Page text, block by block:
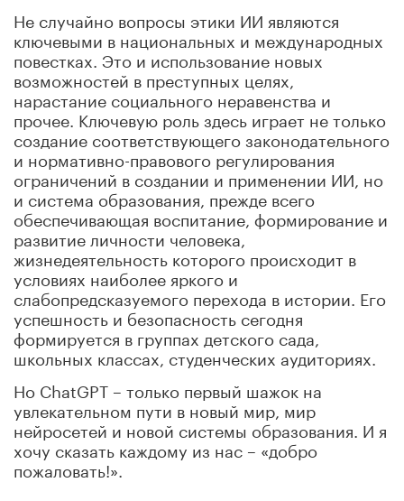
Не случайно вопросы этики ИИ являются
ключевыми в национальных и международных
повестках. Это и использование новых
возможностей в преступных целях,
нарастание социального неравенства и
прочее. Ключевую роль здесь играет не только
создание соответствующего законодательного
и нормативно-правового регулирования
ограничений в создании и применении ИИ, но
и система образования, прежде всего
обеспечивающая воспитание, формирование и
развитие личности человека,
жизнедеятельность которого происходит в
условиях наиболее яркого и
слабопредсказуемого перехода в истории. Его
успешность и безопасность сегодня
формируется в группах детского сада,
школьных классах, студенческих аудиториях.
Но ChatGPT – только первый шажок на
увлекательном пути в новый мир, мир
нейросетей и новой системы образования. И я
хочу сказать каждому из нас – «добро
пожаловать!».